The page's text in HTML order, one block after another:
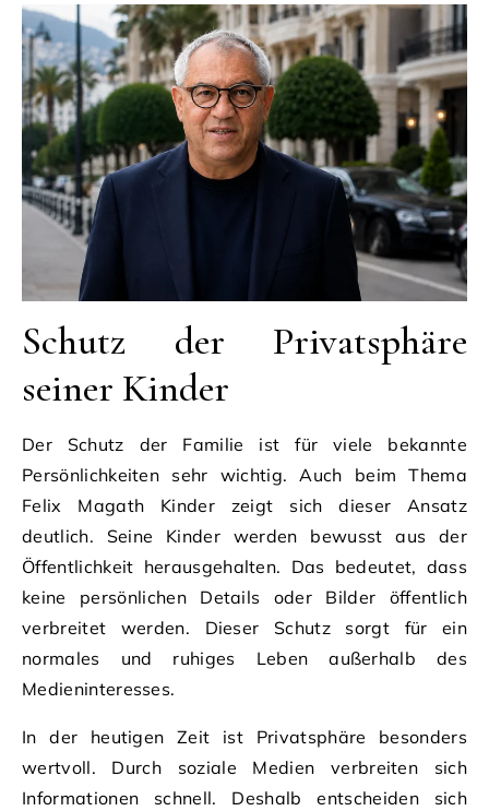
Schutz der Privatsphäre
seiner Kinder
Der Schutz der Familie ist für viele bekannte
Persönlichkeiten sehr wichtig. Auch beim Thema
Felix Magath Kinder zeigt sich dieser Ansatz
deutlich. Seine Kinder werden bewusst aus der
Öffentlichkeit herausgehalten. Das bedeutet, dass
keine persönlichen Details oder Bilder öffentlich
verbreitet werden. Dieser Schutz sorgt für ein
normales und ruhiges Leben außerhalb des
Medieninteresses.
In der heutigen Zeit ist Privatsphäre besonders
wertvoll. Durch soziale Medien verbreiten sich
Informationen schnell. Deshalb entscheiden sich